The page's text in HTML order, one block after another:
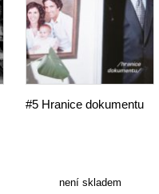
#5 Hranice dokumentu
není skladem